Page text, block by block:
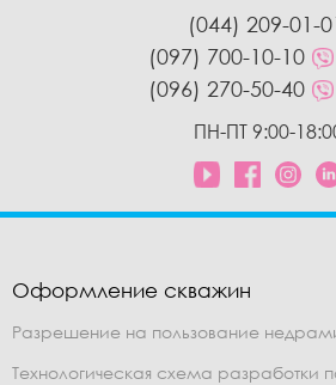
(044) 209-01-
(097) 700-10-10
(096) 270-50-40
ПН-ПТ 9:00-
Оформление скважин
Разрешение на пользование
Технологическая схема разработки